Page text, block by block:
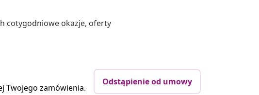
cotygodniowe okazje, oferty
Twojego zamówienia.
Odstąpienie od umowy